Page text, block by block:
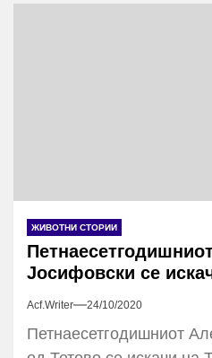
ЖИВОТНИ СТОРИИ
Јосифовски се
Acf.writer 24/10/2020
Петнаесетгодишниот